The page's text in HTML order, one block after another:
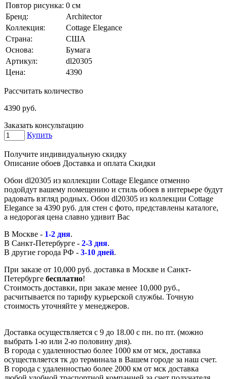
Повтор рисунка: 0 см
Бренд:
Architector
Коллекция:
Cottage Elegance
Страна:
США
Основа:
Бумага
Артикул:
dl20305
Цена:
4390
Рассчитать количество
4390 руб.
Заказать консультацию
Купить
Получите индивидуальную скидку
Описание обоев Доставка и оплата Скидки
Обои dl20305 из коллекции Cottage Elegance отменно
подойдут вашему помещению и стиль обоев в интерьере будут
радовать взгляд родных. Обои dl20305 из коллекции Cottage
Elegance за 4390 руб. для стен с фото, представлены каталоге,
а недорогая цена славно удивит Вас
В Москве - 1-2 дня.
В Санкт-Петербурге - 2-3 дня.
В другие города РФ - 3-10 дней.
При заказе от 10,000 руб. доставка в Москве и Санкт-
Петербурге бесплатно!
Стоимость доставки, при заказе менее 10,000 руб.,
расчитывается по тарифу курьерской службы. Точную
стоимость уточняйте у менеджеров.
Доставка осуществляется с 9 до 18.00 с пн. по пт. (можно
выбрать 1-ю или 2-ю половину дня).
В города с удаленностью более 1000 км от мск, доставка
осуществляется тк до терминала в Вашем городе за наш счет.
В города с удаленностью более 2000 км от мск доставка